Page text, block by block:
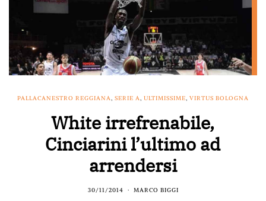
PALLACANESTRO REGGIANA, SERIE A, ULTIMISSIME, VIRTUS BOLOGNA
White irrefrenabile,
Cinciarini l’ultimo ad
arrendersi
30/11/2014 MARCO BIGGI